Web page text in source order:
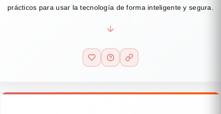
prácticos para usar la tecnología de forma inteligente y segura.